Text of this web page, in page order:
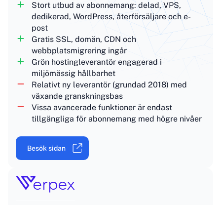
Stort utbud av abonnemang: delad, VPS,
dedikerad, WordPress, återförsäljare och e-
post
Gratis SSL, domän, CDN och
webbplatsmigrering ingår
Grön hostingleverantör engagerad i
miljömässig hållbarhet
Relativt ny leverantör (grundad 2018) med
växande granskningsbas
Vissa avancerade funktioner är endast
tillgängliga för abonnemang med högre nivåer
Besök sidan